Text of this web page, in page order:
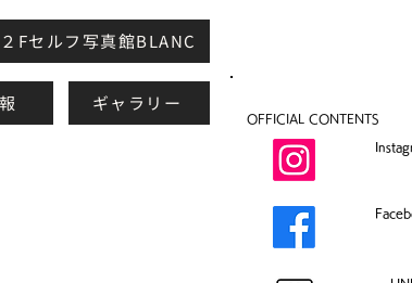
２Fセルフ写真館BLANC
ギャラリー
OFFICIAL CONTENTS